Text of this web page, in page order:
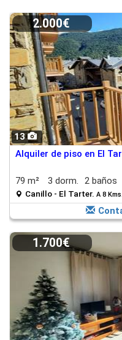
13
2.000€
Alquiler de piso en El
79 m² 3 dorm. 2 baños
Canillo - El Tarter. A 8
1.700€